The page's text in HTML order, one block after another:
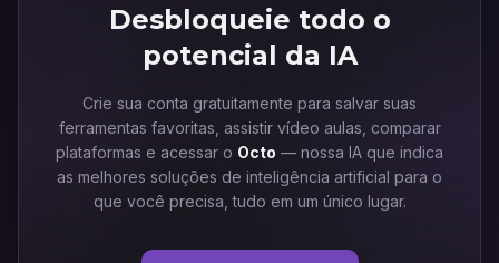
Desbloqueie todo o
potencial da IA
Crie sua conta gratuitamente para salvar suas
ferramentas favoritas, assistir vídeo aulas, comparar
plataformas e acessar o Octo — nossa IA que indica
as melhores soluções de inteligência artificial para o
que você precisa, tudo em um único lugar.